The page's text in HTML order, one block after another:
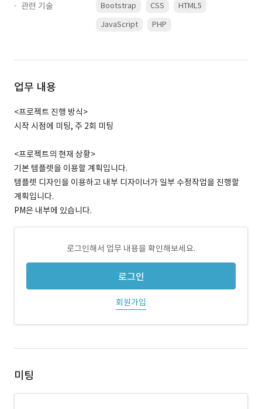
관련 기술
Bootstrap CSS
HTML5
JavaScript
PHP
업무 내용
<프로젝트 진행 방식>
시작 시점에 미팅, 주 2회 미팅
<프로젝트의 현재 상황>
기본 템플렛을 이용할 계획입니다.
템플렛 디자인을 이용하고 내부 디자이너가 일부 수정작업을 진행할
계획입니다.
PM은 내부에 있습니다.
로그인해서 업무 내용을 확인해보세요.
로그인
회원가입
미팅